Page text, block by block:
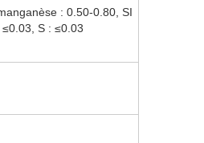
: 0.50-0.80, SI
S : ≤0.03